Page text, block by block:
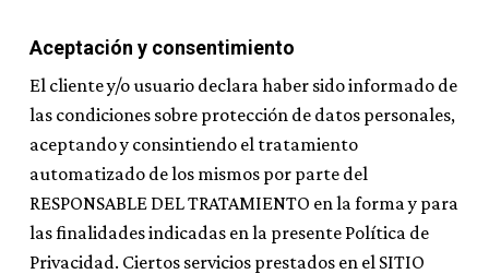
Aceptación y consentimiento
El cliente y/o usuario declara haber sido informado de
las condiciones sobre protección de datos personales,
aceptando y consintiendo el tratamiento
automatizado de los mismos por parte del
RESPONSABLE DEL TRATAMIENTO en la forma y para
las finalidades indicadas en la presente Política de
Privacidad. Ciertos servicios prestados en el SITIO